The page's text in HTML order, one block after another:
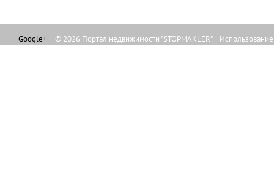
Google+ © 2026 Портал недвижимости "STOPMAKLER"